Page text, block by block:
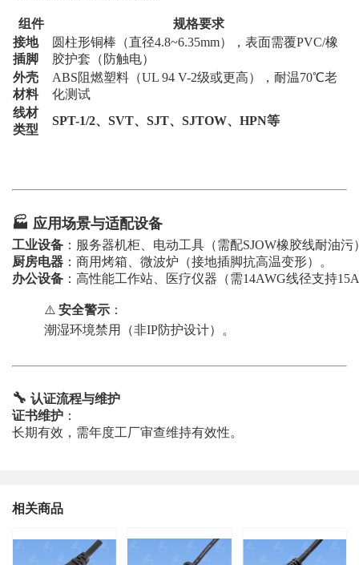
组件
规格要求
接地
插脚
圆柱形铜棒（直径4.8~6.35mm），表面需覆PVC/橡
胶护套（防触电）
外壳
材料
ABS阻燃塑料（UL 94 V-2级或更高），耐温70℃老
化测试
线材
类型
SPT-1/2、SVT、SJT、SJTOW、HPN等
🏭 应用场景与适配设备
工业设备：服务器机柜、电动工具（需配SJOW橡胶线耐油污
厨房电器：商用烤箱、微波炉（接地插脚抗高温变形）。
办公设备：高性能工作站、医疗仪器（需14AWG线径支持
⚠️ 安全警示：
潮湿环境禁用（非IP防护设计）。
🔧 认证流程与维护
证书维护：
长期有效，需年度工厂审查维持有效性。
相关商品